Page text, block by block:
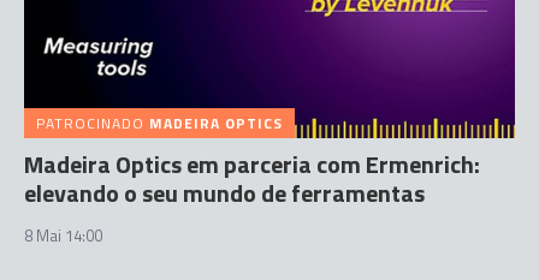
PATROCINADO MADEIRA OPTICS
Madeira Optics em parceria com Ermenrich:
elevando o seu mundo de ferramentas
8 Mai 14:00